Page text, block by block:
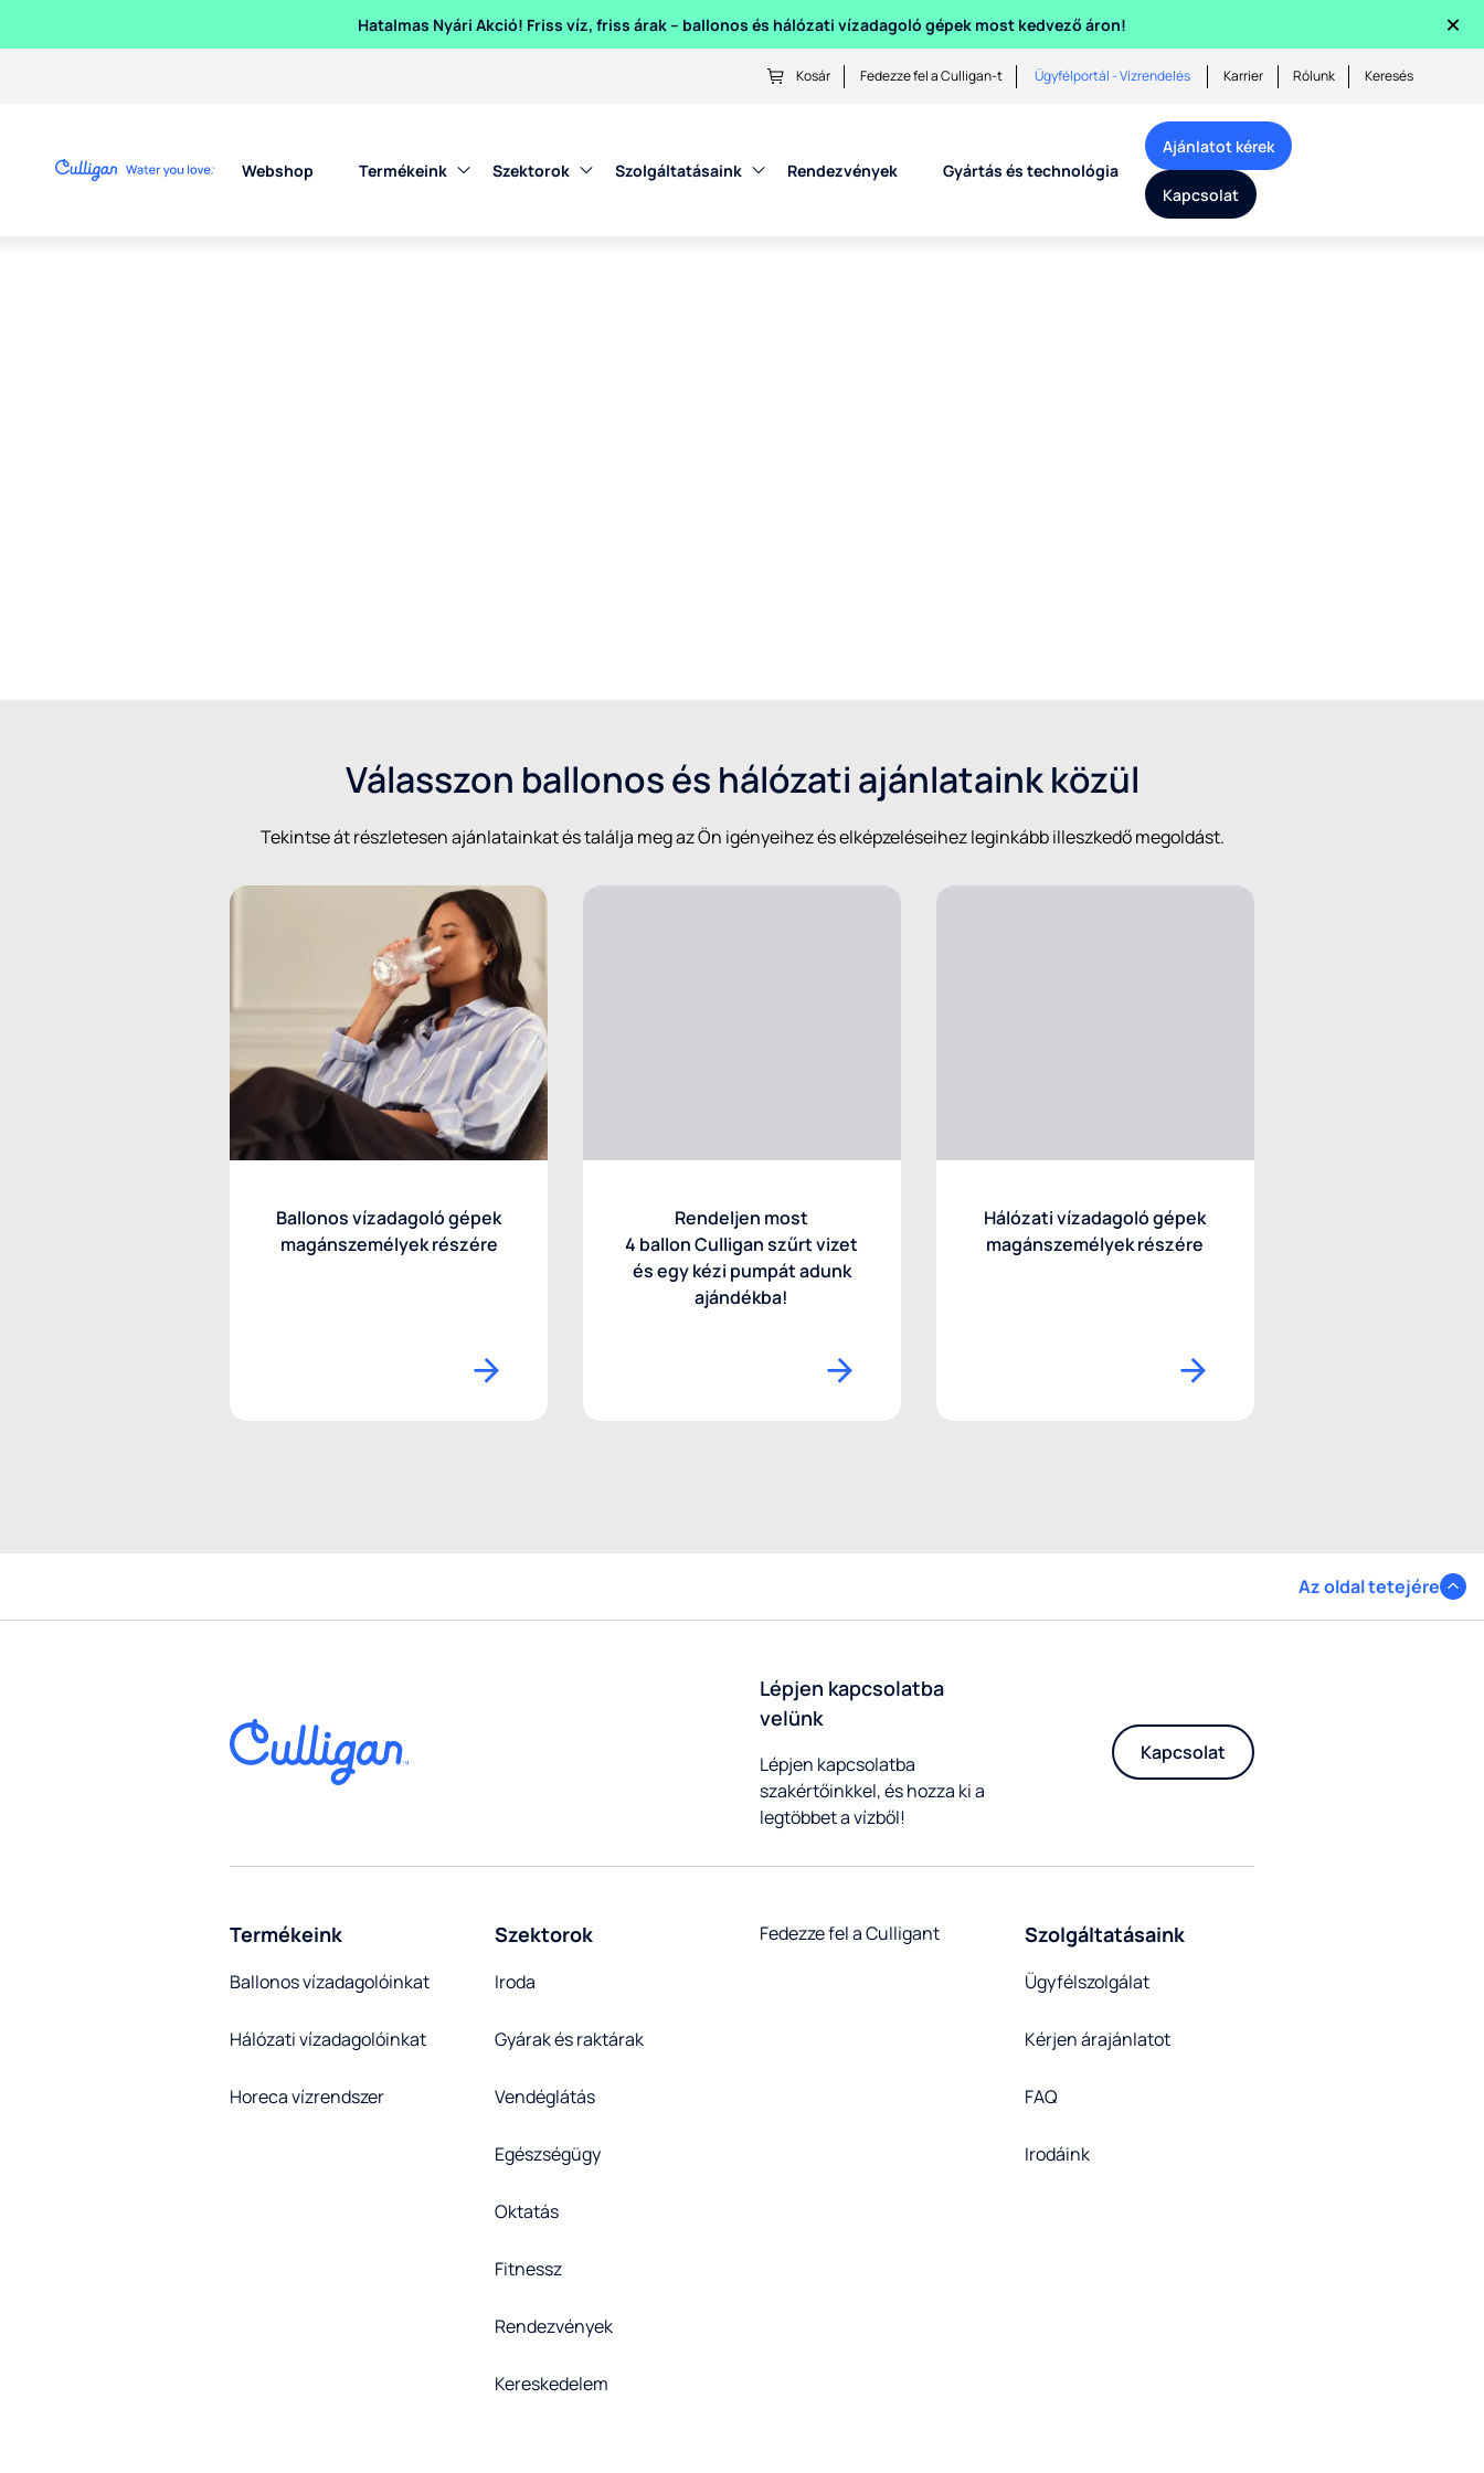
Hatalmas Nyári Akció! Friss víz, friss árak – ballonos és hálózati vízadagoló gépek most kedvező áron! ×
Kosár Fedezze fel a Culligan-t Ügyfélportál - Vízrendelés Karrier Rólunk Keresés
Webshop Termékeink Szektorok Szolgáltatásaink Rendezvények Gyártás és technológia
Ajánlatot kérek
Kapcsolat
Válasszon ballonos és hálózati ajánlataink közül
Tekintse át részletesen ajánlatainkat és találja meg az Ön igényeihez és elképzeléseihez leginkább illeszkedő megoldást.
Ballonos vízadagoló gépek
magánszemélyek részére
Rendeljen most
4 ballon Culligan szűrt vizet
és egy kézi pumpát adunk
ajándékba!
Hálózati vízadagoló gépek
magánszemélyek részére
Az oldal tetejére
Lépjen kapcsolatba
velünk
Lépjen kapcsolatba
szakértőinkkel, és hozza ki a
legtöbbet a vízből!
Kapcsolat
Termékeink
Ballonos vízadagolóinkat
Hálózati vízadagolóinkat
Horeca vízrendszer
Szektorok
Iroda
Gyárak és raktárak
Vendéglátás
Egészségügy
Oktatás
Fitnessz
Rendezvények
Kereskedelem
Fedezze fel a Culligant Szolgáltatásaink
Ügyfélszolgálat
Kérjen árajánlatot
FAQ
Irodáink